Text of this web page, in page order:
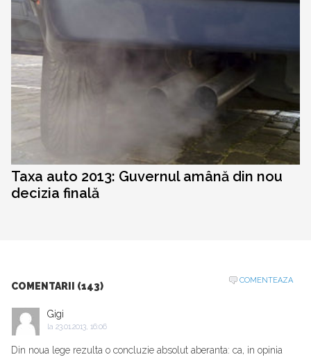
Taxa auto 2013: Guvernul amână din nou
decizia finală
COMENTARII (143)
COMENTEAZA
Gigi
la 23.01.2013, 16:06
Din noua lege rezulta o concluzie absolut aberanta: ca, in opinia